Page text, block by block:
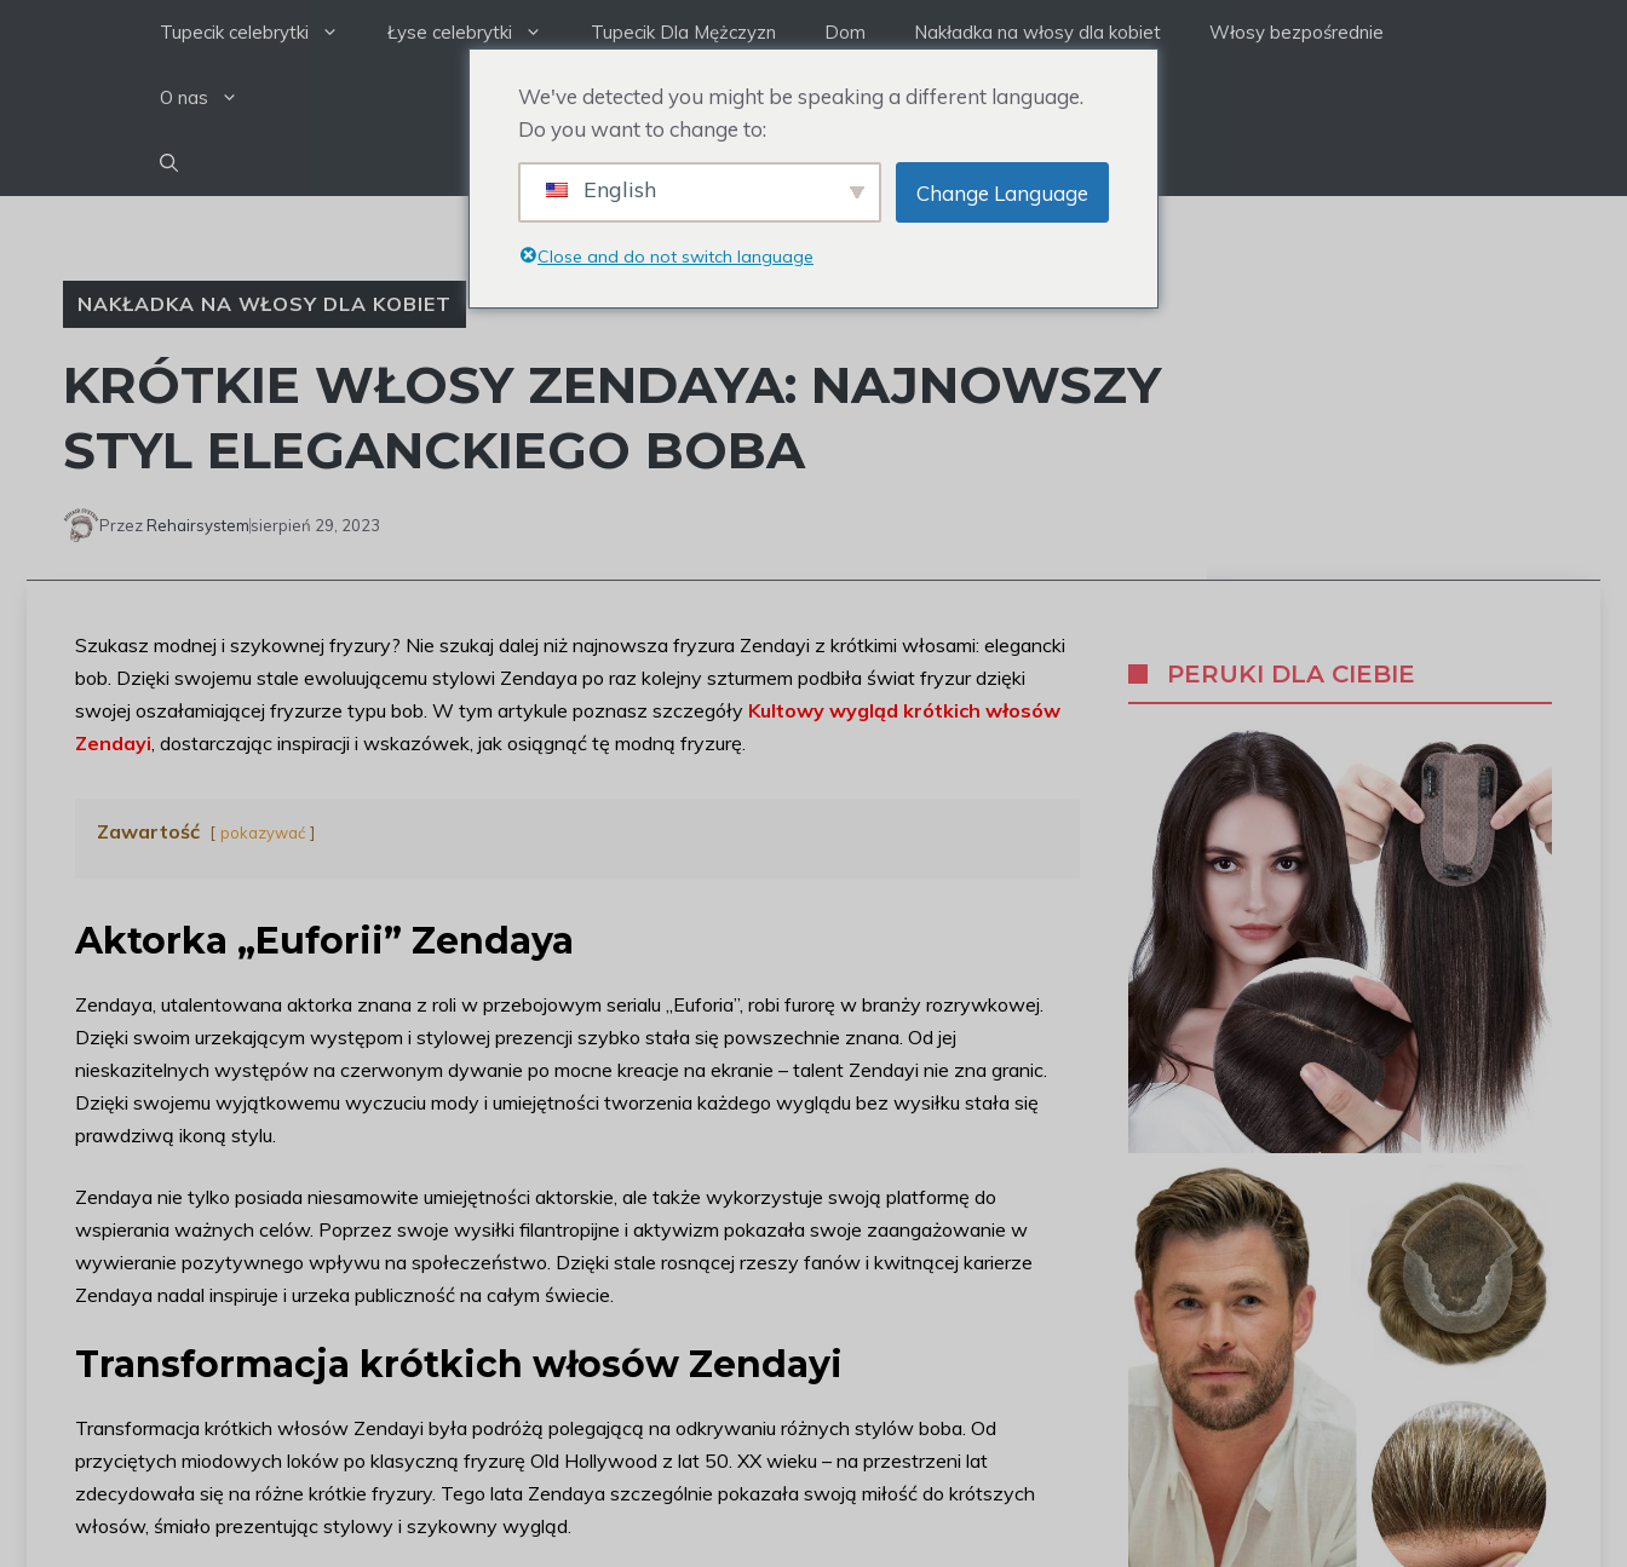
Tupecik celebrytki Łyse celebrytki Tupecik Dla Mężczyzn Dom Nakładka na włosy dla kobiet Włosy bezpośrednie
O nas
NAKŁADKA NA WŁOSY DLA KOBIET
KRÓTKIE WŁOSY ZENDAYA: NAJNOWSZY
STYL ELEGANCKIEGO BOBA
Przez Rehairsystemsierpień 29, 2023
Szukasz modnej i szykownej fryzury? Nie szukaj dalej niż najnowsza fryzura Zendayi z krótkimi włosami: elegancki
bob. Dzięki swojemu stale ewoluującemu stylowi Zendaya po raz kolejny szturmem podbiła świat fryzur dzięki
swojej oszałamiającej fryzurze typu bob. W tym artykule poznasz szczegóły Kultowy wygląd krótkich włosów
Zendayi, dostarczając inspiracji i wskazówek, jak osiągnąć tę modną fryzurę.
Zawartość pokazywać
Aktorka „Euforii” Zendaya
Zendaya, utalentowana aktorka znana z roli w przebojowym serialu „Euforia”, robi furorę w branży rozrywkowej.
Dzięki swoim urzekającym występom i stylowej prezencji szybko stała się powszechnie znana. Od jej
nieskazitelnych występów na czerwonym dywanie po mocne kreacje na ekranie – talent Zendayi nie zna granic.
Dzięki swojemu wyjątkowemu wyczuciu mody i umiejętności tworzenia każdego wyglądu bez wysiłku stała się
prawdziwą ikoną stylu.
Zendaya nie tylko posiada niesamowite umiejętności aktorskie, ale także wykorzystuje swoją platformę do
wspierania ważnych celów. Poprzez swoje wysiłki filantropijne i aktywizm pokazała swoje zaangażowanie w
wywieranie pozytywnego wpływu na społeczeństwo. Dzięki stale rosnącej rzeszy fanów i kwitnącej karierze
Zendaya nadal inspiruje i urzeka publiczność na całym świecie.
Transformacja krótkich włosów Zendayi
Transformacja krótkich włosów Zendayi była podróżą polegającą na odkrywaniu różnych stylów boba. Od
przyciętych miodowych loków po klasyczną fryzurę Old Hollywood z lat 50. XX wieku – na przestrzeni lat
zdecydowała się na różne krótkie fryzury. Tego lata Zendaya szczególnie pokazała swoją miłość do krótszych
włosów, śmiało prezentując stylowy i szykowny wygląd.
PERUKI DLA CIEBIE
We've detected you might be speaking a different language.
Do you want to change to:
English Change Language
Close and do not switch language